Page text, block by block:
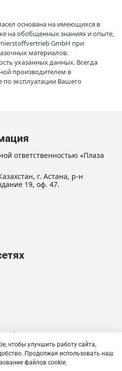
основана на имеющихся в
на обобщенных знаниях и опыте,
GmbH при
материалов.
указанных данных. Всегда
производителем в
по эксплуатации Вашего
ответственностью «Плаза
г. Астана, р-н
19, оф. 47.
RAVENOL
ответственностью «Плаза
чтобы улучшить работу сайта,
Продолжая использовать наш
файлов cookie.